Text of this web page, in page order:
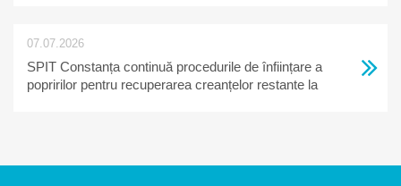
07.07.2026
SPIT Constanța continuă procedurile de înființare a
popririlor pentru recuperarea creanțelor restante la